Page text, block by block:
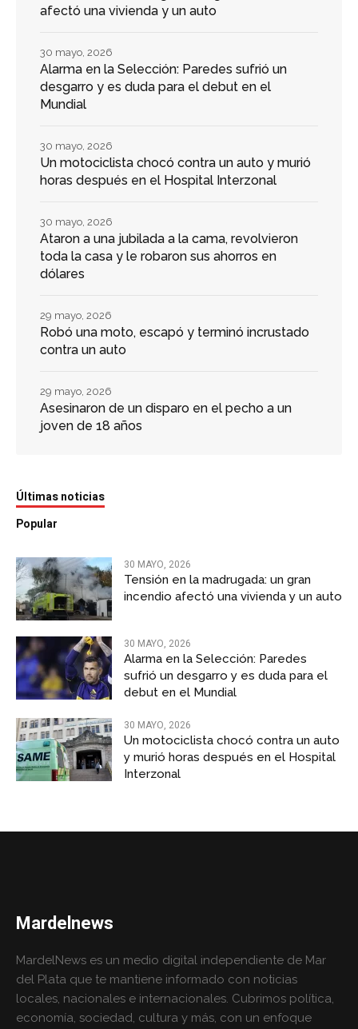
afectó una vivienda y un auto
Alarma en la Selección: Paredes sufrió un
desgarro y es duda para el debut en el
Mundial
30 mayo, 2026
Un motociclista chocó contra un auto y murió
horas después en el Hospital Interzonal
30 mayo, 2026
Ataron a una jubilada a la cama, revolvieron
toda la casa y le robaron sus ahorros en
dólares
30 mayo, 2026
Robó una moto, escapó y terminó incrustado
contra un auto
29 mayo, 2026
Asesinaron de un disparo en el pecho a un
joven de 18 años
29 mayo, 2026
Últimas noticias
Popular
30 MAYO, 2026
Tensión en la madrugada: un gran
incendio afectó una vivienda y un auto
30 MAYO, 2026
Alarma en la Selección: Paredes
sufrió un desgarro y es duda para el
debut en el Mundial
30 MAYO, 2026
Un motociclista chocó contra un auto
y murió horas después en el Hospital
Interzonal
Mardelnews
MardelNews es un medio digital independiente de Mar
del Plata que te mantiene informado con noticias
locales, nacionales e internacionales. Cubrimos política,
economía, sociedad, cultura y más, con un enfoque